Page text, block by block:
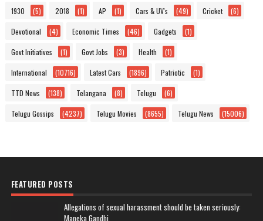
1930 (5) 2018 (1) AP (1) Cars & UV's (49) Cricket (6)
Devotional (4) Economic Times (46) Gadgets (1)
Govt Initiatives (1) Govt Jobs (3) Health (1)
International (10716) Latest Cars (1896) Patriotic (1)
TTD News (138) Telangana (8) Telugu (6)
Telugu Gossips (4237) Telugu Movies (8655) Telugu News (15006)
FEATURED POSTS
Allegations of sexual harassment should be taken seriously:
Maneka Gandhi